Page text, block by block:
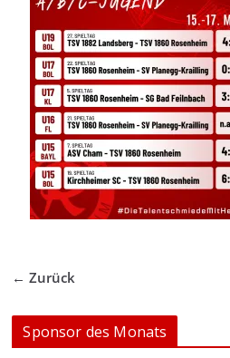
← Zurück
Sponsor des Monats